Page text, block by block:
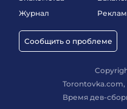
Журнал
Сообщить о проблеме
Время дев-